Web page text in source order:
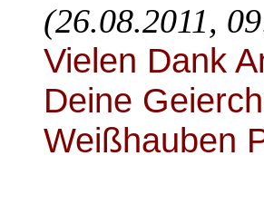
(26.08.2011,
Vielen Dank
Deine
Weißhauben